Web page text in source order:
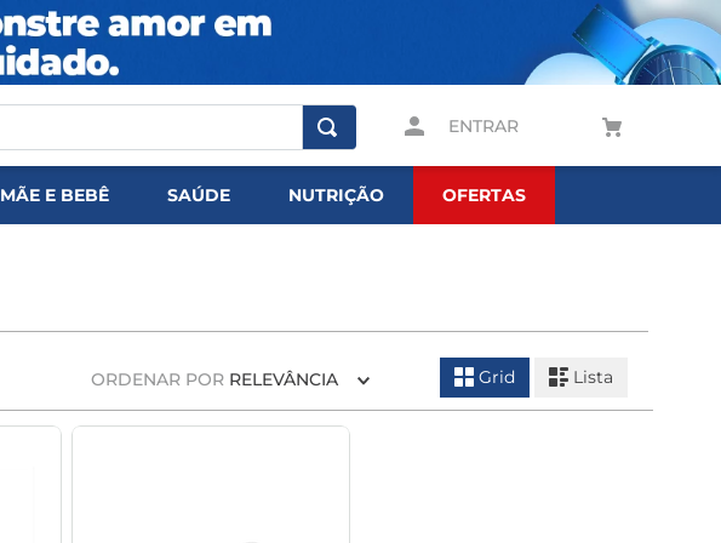
ENTRAR
MÃE E BEBÊ SAÚDE NUTRIÇÃO OFERTAS
ORDENAR POR RELEVÂNCIA Grid Lista